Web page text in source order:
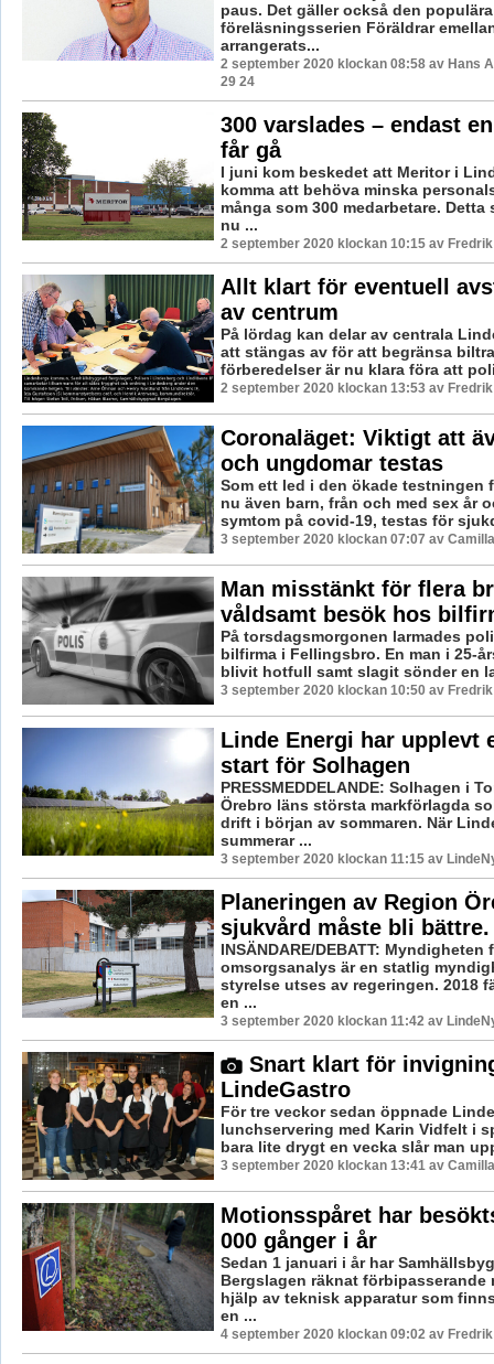
paus. Det gäller också den populära
föreläsningsserien Föräldrar
arrangerats...
2 september 2020 klockan 08:58 av Hans
29 24
300 varslades – endast
får gå
I juni kom beskedet att Meritor i
komma att behöva minska
många som 300 medarbetare. Detta
nu ...
2 september 2020 klockan 10:15 av
Allt klart för eventuell
av centrum
På lördag kan delar av centrala
att stängas av för att begränsa
förberedelser är nu klara föra att
2 september 2020 klockan 13:53 av
Coronaläget: Viktigt att
och ungdomar testas
Som ett led i den ökade testningen
nu även barn, från och med sex år
symtom på covid-19, testas för
3 september 2020 klockan 07:07 av
Man misstänkt för flera
våldsamt besök hos
På torsdagsmorgonen larmades
bilfirma i Fellingsbro. En man i 25-
blivit hotfull samt slagit sönder en
3 september 2020 klockan 10:50 av
Linde Energi har upplevt
start för Solhagen
PRESSMEDDELANDE: Solhagen i
Örebro läns största markförlagda
drift i början av sommaren. När
summerar ...
3 september 2020 klockan 11:15 av
Planeringen av Region
sjukvård måste bli bättre.
INSÄNDARE/DEBATT: Myndigheten
omsorgsanalys är en statlig
styrelse utses av regeringen. 2018
en ...
3 september 2020 klockan 11:42 av
Snart klart för
LindeGastro
För tre veckor sedan öppnade
lunchservering med Karin Vidfelt i
bara lite drygt en vecka slår man
3 september 2020 klockan 13:41 av
Motionsspåret har
000 gånger i år
Sedan 1 januari i år har
Bergslagen räknat förbipasserande
hjälp av teknisk apparatur som
en ...
4 september 2020 klockan 09:02 av